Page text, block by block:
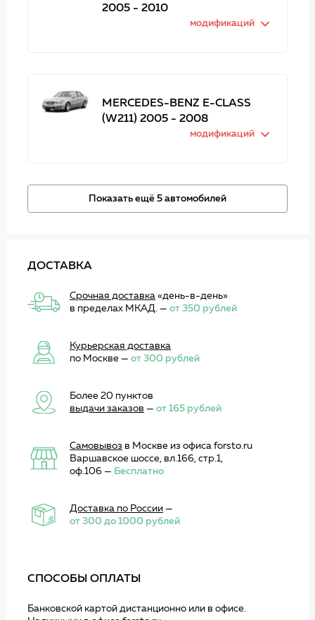
2005 - 2010
модификаций
MERCEDES-BENZ E-CLASS
(W211) 2005 - 2008
модификаций
Показать ещё 5 автомобилей
ДОСТАВКА
Срочная доставка«день-в-день»
в пределах МКАД. — от 350 рублей
Курьерская доставка
по Москве — от 300 рублей
Более 20 пунктов
выдачи заказов — от 165 рублей
Самовывоз в Москве из офиса forsto.ru
Варшавское шоссе, вл.166, стр.1,
оф.106 — Бесплатно
Доставка по России—
от 300 до 1000 рублей
СПОСОБЫ ОПЛАТЫ
Банковской картой дистанционно или в офисе.